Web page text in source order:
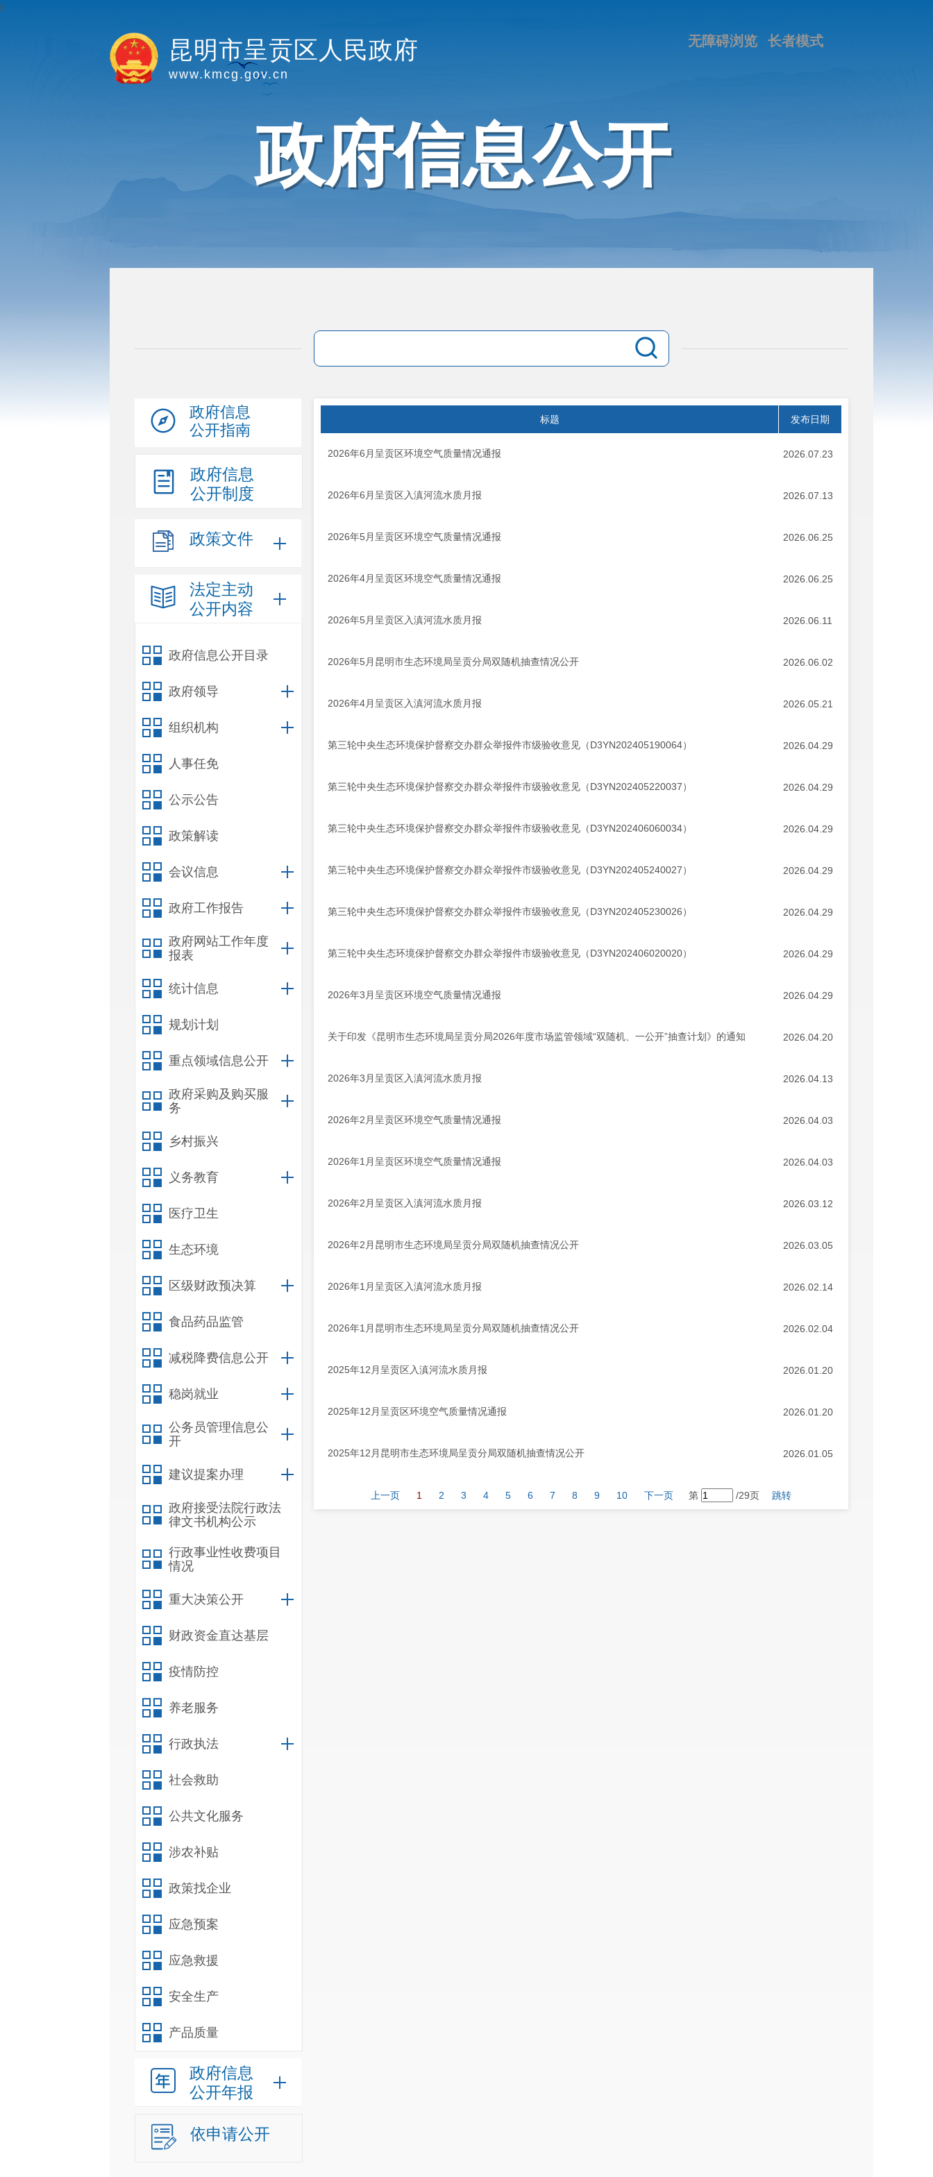
y
昆明市呈贡区人民政府
www.kmcg.gov.cn
长者模式
无障碍浏览
政府信息公开
政府信息
公开指南
政府信息
公开制度
政策文件
法定主动
公开内容
政府信息公开目录
政府领导
组织机构
人事任免
公示公告
政策解读
会议信息
政府工作报告
政府网站工作年度
报表
统计信息
规划计划
重点领域信息公开
政府采购及购买服
务
乡村振兴
义务教育
医疗卫生
生态环境
区级财政预决算
食品药品监管
减税降费信息公开
稳岗就业
公务员管理信息公
开
建议提案办理
政府接受法院行政法
律文书机构公示
行政事业性收费项目
情况
重大决策公开
财政资金直达基层
疫情防控
养老服务
行政执法
社会救助
公共文化服务
涉农补贴
政策找企业
应急预案
应急救援
安全生产
产品质量
政府信息
公开年报
依申请公开
标题 发布日期
2026年6月呈贡区环境空气质量情况通报 2026.07.23
2026年6月呈贡区入滇河流水质月报 2026.07.13
2026年5月呈贡区环境空气质量情况通报 2026.06.25
2026年4月呈贡区环境空气质量情况通报 2026.06.25
2026年5月呈贡区入滇河流水质月报 2026.06.11
2026年5月昆明市生态环境局呈贡分局双随机抽查情况公开 2026.06.02
2026年4月呈贡区入滇河流水质月报 2026.05.21
第三轮中央生态环境保护督察交办群众举报件市级验收意见（D3YN202405190064） 2026.04.29
第三轮中央生态环境保护督察交办群众举报件市级验收意见（D3YN202405220037） 2026.04.29
第三轮中央生态环境保护督察交办群众举报件市级验收意见（D3YN202406060034） 2026.04.29
第三轮中央生态环境保护督察交办群众举报件市级验收意见（D3YN202405240027） 2026.04.29
第三轮中央生态环境保护督察交办群众举报件市级验收意见（D3YN202405230026） 2026.04.29
第三轮中央生态环境保护督察交办群众举报件市级验收意见（D3YN202406020020） 2026.04.29
2026年3月呈贡区环境空气质量情况通报 2026.04.29
关于印发《昆明市生态环境局呈贡分局2026年度市场监管领域“双随机、一公开”抽查计划》的通知 2026.04.20
2026年3月呈贡区入滇河流水质月报 2026.04.13
2026年2月呈贡区环境空气质量情况通报 2026.04.03
2026年1月呈贡区环境空气质量情况通报 2026.04.03
2026年2月呈贡区入滇河流水质月报 2026.03.12
2026年2月昆明市生态环境局呈贡分局双随机抽查情况公开 2026.03.05
2026年1月呈贡区入滇河流水质月报 2026.02.14
2026年1月昆明市生态环境局呈贡分局双随机抽查情况公开 2026.02.04
2025年12月呈贡区入滇河流水质月报 2026.01.20
2025年12月呈贡区环境空气质量情况通报 2026.01.20
2025年12月昆明市生态环境局呈贡分局双随机抽查情况公开 2026.01.05
上一页 1 2 3 4 5 6 7 8 9 10 下一页 第 /29页 跳转